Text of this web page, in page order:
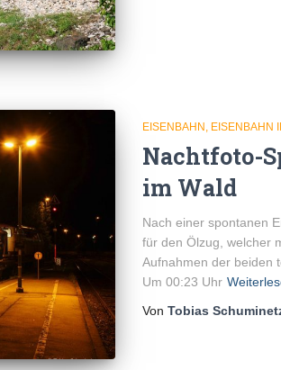
EISENBAHN EISENBAHN
Nachtfoto-
im Wald
Nach einer spontanen
für den Ölzug, welcher
Aufnahmen der beiden
Um 00:23 Uhr
Von Tobias